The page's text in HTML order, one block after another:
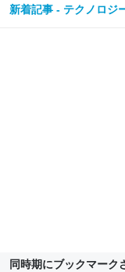
新着記事 - テクノロジ
同時期にブックマーク